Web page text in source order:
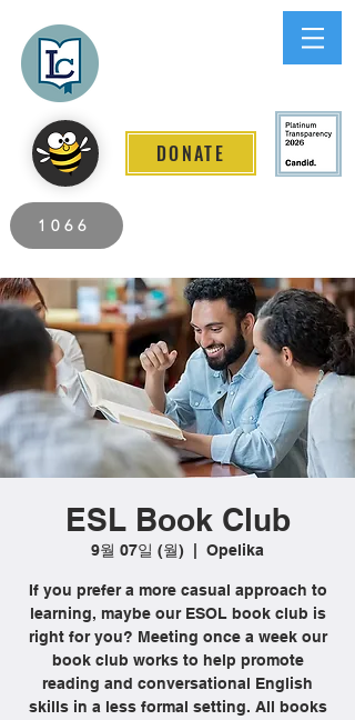
DONATE
1066
ESL Book Club
9월 07일 (월) Opelika
If you prefer a more casual approach to
learning, maybe our ESOL book club is
right for you? Meeting once a week our
book club works to help promote
reading and conversational English
skills in a less formal setting. All books